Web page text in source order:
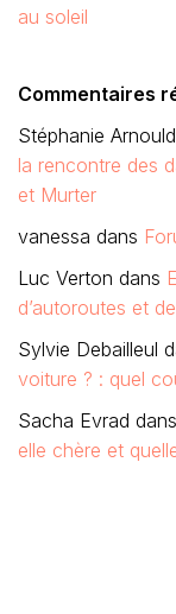
au soleil
Commentaires
Stéphanie Arnould
la rencontre des
et Murter
vanessa dans
Luc Verton dans
d’autoroutes et
Sylvie Debailleul
voiture ? : quel
Sacha Evrad dans
elle chère et